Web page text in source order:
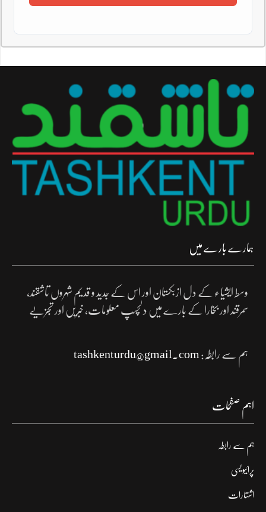
ہمارے بارے میں
وسط ایشیاء کے دل ازبکستان اور اس کے جدید و قدیم شہروں تاشقند،
سمرقند اور بخارا کے بارے میں دلچسپ معلومات، خبریں اور تجزیے
ہم سے رابطہ: tashkenturdu@gmail.com
اہم صفحات
ہم سے رابطہ
پرائیویسی
اشتہارات